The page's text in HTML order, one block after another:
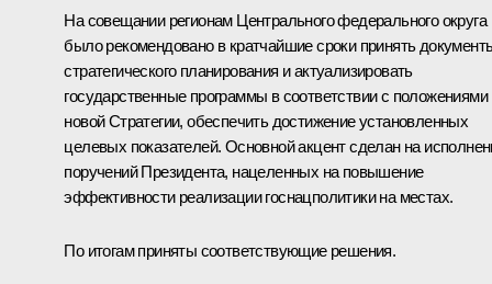
На совещании регионам Центрального федерального округа
было рекомендовано в кратчайшие сроки принять
стратегического планирования и актуализировать
государственные программы в соответствии с положениями
новой Стратегии, обеспечить достижение установленных
целевых показателей. Основной акцент сделан на
поручений Президента, нацеленных на повышение
эффективности реализации госнацполитики на местах.
По итогам приняты соответствующие решения.